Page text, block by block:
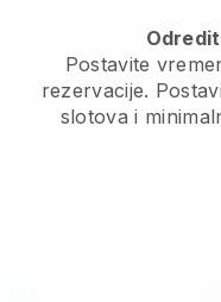
Postavite
rezervacije.
slotova i